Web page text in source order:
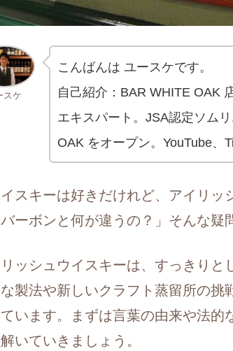
スケ
こんばんは ユースケです。
自己紹介：BAR WHITE OAK
エキスパート。JSA認定ソム
OAK をオープン。YouTube、
イスキーは好きだけれど、アイリ
ーボンと何が違うの？」そんな疑
ッシュウイスキーは、すっきり
製法や新しいクラフト蒸留所の
います。まずは言葉の由来や法的
いていきましょう。